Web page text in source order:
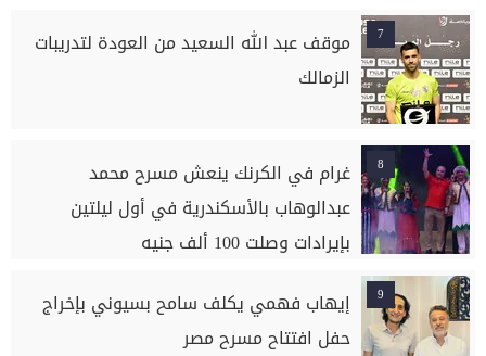
7
موقف عبد الله السعيد من العودة لتدريبات
الزمالك
8
غرام في الكرنك ينعش مسرح محمد
عبدالوهاب بالأسكندرية في أول ليلتين
بإيرادات وصلت 100 ألف جنيه
9
إيهاب فهمي يكلف سامح بسيوني بإخراج
حفل افتتاح مسرح مصر